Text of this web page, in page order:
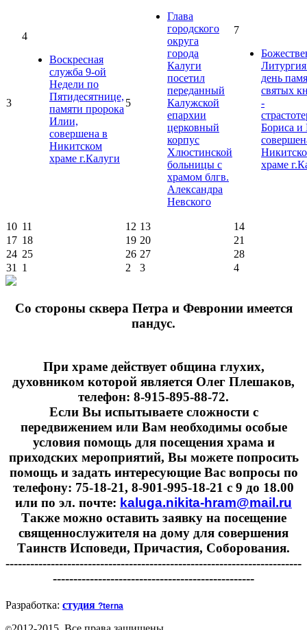
3
4
Воскресная
служба 9-ой
Недели по
Пятидесятнице,
памяти пророка
Илии,
совершена в
Никитском
храме г.Калуги
5
Глава
городского
округа
города
Калуги
посетил
переданный
Калужской
епархии
церковный
корпус
Хлюстинской
больницы с
храмом блгв.
Александра
Невского
7
день
святых
-
Бориса и
храме
10 11 12 13
14
17 18 19 20
21
24 25 26 27
28
31
1 2 3 4
Cо стороны сквера Петра и Февронии имеется
пандус.
При храме действует община глухих,
духовником которой является Олег Плешаков,
телефон: 8-915-895-88-72.
Если Вы испытываете сложности с
передвижением или Вам необходимы особые
условия помощь для посещения храма и
приходских мероприятий, Вы можете попросить
помощь и задать интересующие Вас вопросы по
телефону: 75-18-21, 8-901-995-18-21 с 9 до 18.00
или по эл. почте: kaluga.nikita-hram@mail.ru
Также можно оставить заявку на посещение
священнослужителя на дому для совершения
Таинств Исповеди, Причастия, Соборования.
------------------------------------------------------------------------
-------------------------------------------------
Разработка: студия ?terna